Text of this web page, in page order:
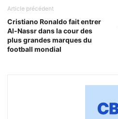
Article précédent
Cristiano Ronaldo fait entrer
Al-Nassr dans la cour des
plus grandes marques du
football mondial